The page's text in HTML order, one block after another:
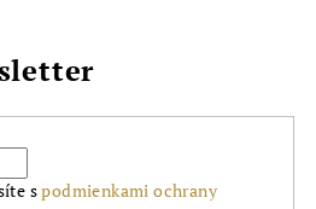
spodmienkami ochrany